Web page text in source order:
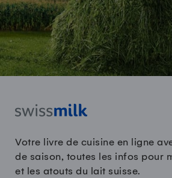
Votre livre de cuisine en ligne
de saison, toutes les infos pour
et les atouts du lait suisse.